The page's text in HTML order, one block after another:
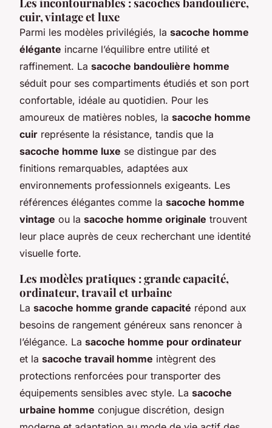
cuir, vintage et luxe
Parmi les modèles privilégiés, la sacoche homme
élégante incarne l’équilibre entre utilité et
raffinement. La sacoche bandoulière homme
séduit pour ses compartiments étudiés et son port
confortable, idéale au quotidien. Pour les
amoureux de matières nobles, la sacoche homme
cuir représente la résistance, tandis que la
sacoche homme luxe se distingue par des
finitions remarquables, adaptées aux
environnements professionnels exigeants. Les
références élégantes comme la sacoche homme
vintage ou la sacoche homme originale trouvent
leur place auprès de ceux recherchant une identité
visuelle forte.
Les modèles pratiques : grande capacité,
ordinateur, travail et urbaine
La sacoche homme grande capacité répond aux
besoins de rangement généreux sans renoncer à
l’élégance. La sacoche homme pour ordinateur
et la sacoche travail homme intègrent des
protections renforcées pour transporter des
équipements sensibles avec style. La sacoche
urbaine homme conjugue discrétion, design